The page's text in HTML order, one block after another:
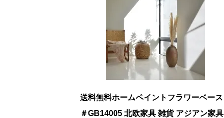
送料無料ホームペイントフラワーベース
＃GB14005 北欧家具 雑貨 アジアン家具